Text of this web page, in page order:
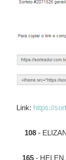
Link: https://
108 -
165 - HELEN